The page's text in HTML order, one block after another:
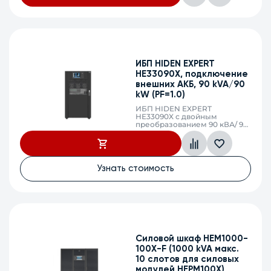
ИБП HIDEN EXPERT
HE33090X, подключение
внешних АКБ, 90 kVA/90
kW (PF=1.0)
ИБП HIDEN EXPERT
HE33090X с двойным
преобразованием 90 кВА/ 90
кВт, фаза 3:3, без встроенных
АКБ, ЗУ 28,7А напряжение
АКБ ±216/228/240/252/264 VDC
(36/38/40/42/44 АКБ),
слот
Узнать стоимость
Силовой шкаф HEM1000-
100X-F (1000 kVA макс.
10 слотов для силовых